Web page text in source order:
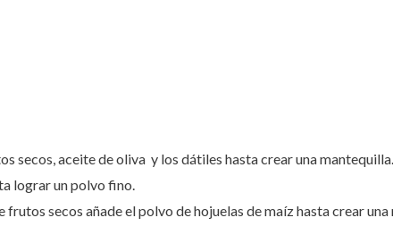
secos, aceite de oliva y los dátiles hasta crear una mantequilla.
lograr un polvo fino.
frutos secos añade el polvo de hojuelas de maíz hasta crear una